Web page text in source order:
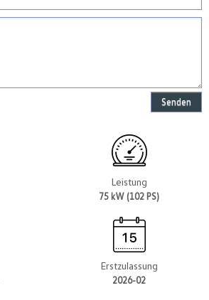
Senden
Leistung
75 kW (102 PS)
Erstzulassung
2026-02